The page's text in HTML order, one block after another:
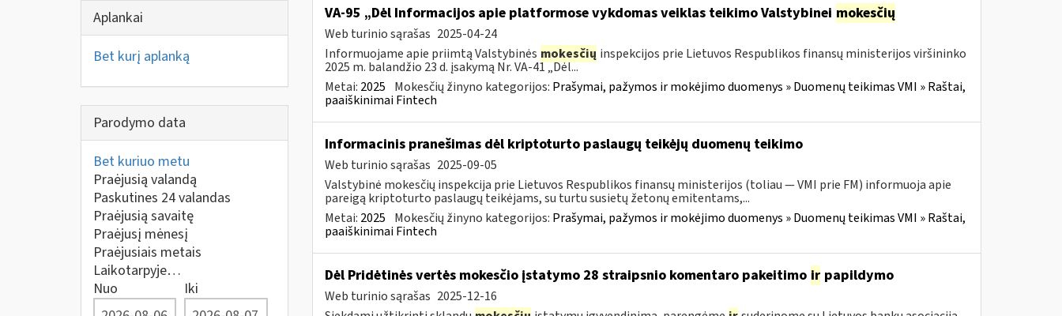
Aplankai
Bet kurį aplanką
Parodymo data
Bet kuriuo metu
Praėjusią valandą
Paskutines 24 valandas
Praėjusią savaitę
Praėjusį mėnesį
Praėjusiais metais
Laikotarpyje…
Nuo
Iki
VA-95 „Dėl Informacijos apie platformose vykdomas veiklas teikimo Valstybinei mokesčių
Web turinio sąrašas 2025-04-24
Informuojame apie priimtą Valstybinės mokesčių inspekcijos prie Lietuvos Respublikos finansų ministerijos viršininko
2025 m. balandžio 23 d. įsakymą Nr. VA-41 „Dėl...
Metai: 2025 Mokesčių žinyno kategorijos: Prašymai, pažymos ir mokėjimo duomenys » Duomenų teikimas VMI » Raštai,
paaiškinimai Fintech
Informacinis pranešimas dėl kriptoturto paslaugų teikėjų duomenų teikimo
Web turinio sąrašas 2025-09-05
Valstybinė mokesčių inspekcija prie Lietuvos Respublikos finansų ministerijos (toliau — VMI prie FM) informuoja apie
pareigą kriptoturto paslaugų teikėjams, su turtu susietų žetonų emitentams,...
Metai: 2025 Mokesčių žinyno kategorijos: Prašymai, pažymos ir mokėjimo duomenys » Duomenų teikimas VMI » Raštai,
paaiškinimai Fintech
Dėl Pridėtinės vertės mokesčio įstatymo 28 straipsnio komentaro pakeitimo irpapildymo
Web turinio sąrašas 2025-12-16